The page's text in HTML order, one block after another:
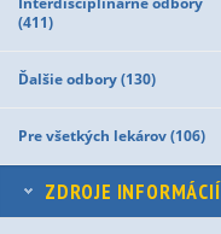
(411)
Ďalšie odbory (130)
Pre všetkých lekárov (106)
ZDROJE INFORMÁCIÍ